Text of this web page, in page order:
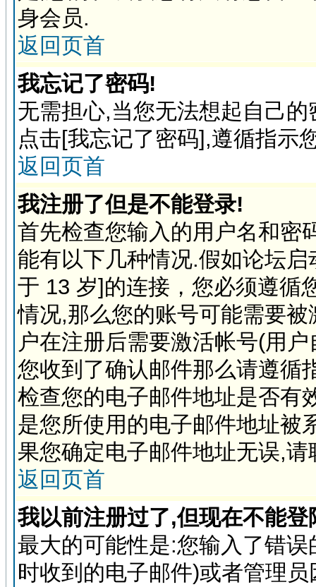
身会员.
返回页首
我忘记了密码!
无需担心,当您无法想起自己
点击[我忘记了密码],遵循指示
返回页首
我注册了但是不能登录!
首先检查您输入的用户名和密
能有以下几种情况.假如论坛
于 13 岁]的连接，您必须遵循
情况,那么您的账号可能需要
户在注册后需要激活帐号(用
您收到了确认邮件那么请遵循
检查您的电子邮件地址是否有
是您所使用的电子邮件地址被
果您确定电子邮件地址无误,
返回页首
我以前注册过了,但现在不能登
最大的可能性是:您输入了错
时收到的电子邮件)或者管理